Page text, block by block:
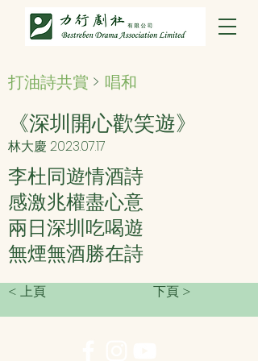
打油詩共賞 > 唱和
《深圳開心歡笑遊》
林大慶 2023.07.17
李杜同遊情酒詩
感激兆權盡心意
兩日深圳吃喝遊
無煙無酒勝在詩
< 上頁 下頁 >